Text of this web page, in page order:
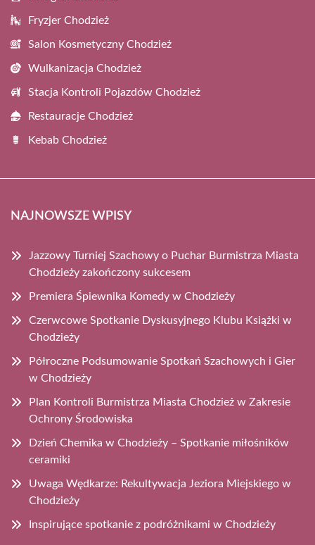
Fryzjer Chodzież
Salon Kosmetyczny Chodzież
Wulkanizacja Chodzież
Stacja Kontroli Pojazdów Chodzież
Restauracje Chodzież
Kebab Chodzież
NAJNOWSZE WPISY
Jazzowy Turniej Szachowy o Puchar Burmistrza Miasta
Chodzieży zakończony sukcesem
Premiera Śpiewnika Komedy w Chodzieży
Czerwcowe Spotkanie Dyskusyjnego Klubu Książki w
Chodzieży
Półroczne Podsumowanie Spotkań Szachowych i Gier
w Chodzieży
Plan Kontroli Burmistrza Miasta Chodzież w Zakresie
Ochrony Środowiska
Dzień Chemika w Chodzieży – Spotkanie miłośników
ceramiki
Uwaga Wędkarze: Rekultywacja Jeziora Miejskiego w
Chodzieży
Inspirujące spotkanie z podróżnikami w Chodzieży